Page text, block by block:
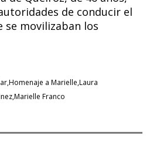
de conducir el
se movilizaban los
Homenaje a Marielle Laura
Marielle Franco